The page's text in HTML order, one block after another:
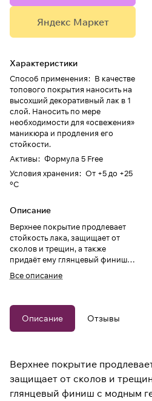
Яндекс Маркет
Характеристики
Способ применения: В качестве
топового покрытия наносить на
высохший декоративный лак в 1
слой. Наносить по мере
необходимости для «освежения»
маникюра и продления его
стойкости.
Активы: Формула 5 Free
Условия хранения: От +5 до +25
°C
Описание
Верхнее покрытие продлевает
стойкость лака, защищает от
сколов и трещин, а также
придаёт ему глянцевый финиш с
Все описание
Описание Отзывы
Верхнее покрытие
защищает от сколов и
глянцевый финиш с модным